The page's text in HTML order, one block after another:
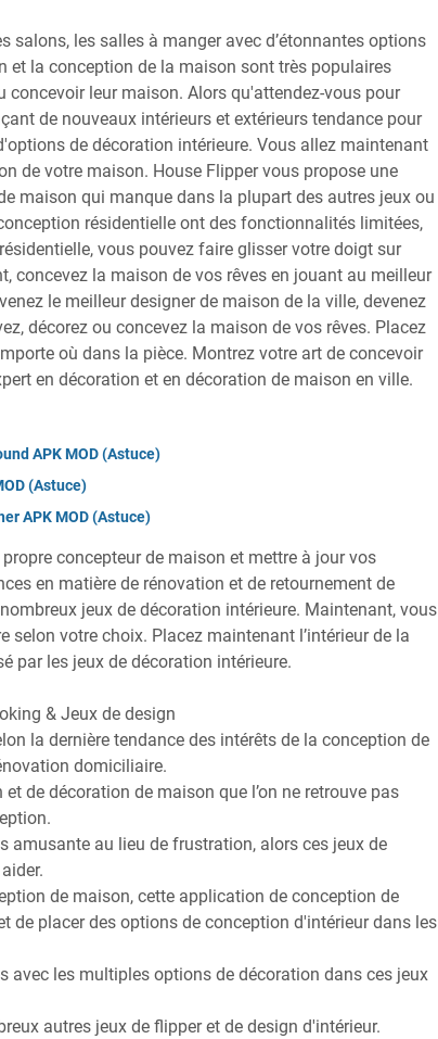
salons, les salles à manger avec d’étonnantes options
et la conception de la maison sont très populaires
leur maison. Alors qu'attendez-vous pour
de nouveaux intérieurs et extérieurs tendance pour
de décoration intérieure. Vous allez maintenant
de votre maison. House Flipper vous propose une
maison qui manque dans la plupart des autres jeux ou
résidentielle ont des fonctionnalités limitées,
vous pouvez faire glisser votre doigt sur
concevez la maison de vos rêves en jouant au meilleur
le meilleur designer de maison de la ville, devenez
décorez ou concevez la maison de vos rêves. Placez
où dans la pièce. Montrez votre art de concevoir
en décoration et en décoration de maison en ville.
APK MOD (Astuce)
(Astuce)
APK MOD (Astuce)
concepteur de maison et mettre à jour vos
en matière de rénovation et de retournement de
jeux de décoration intérieure. Maintenant, vous
selon votre choix. Placez maintenant l’intérieur de la
par les jeux de décoration intérieure.
& Jeux de design
la dernière tendance des intérêts de la conception de
domiciliaire.
de décoration de maison que l’on ne retrouve pas
amusante au lieu de frustration, alors ces jeux de
de maison, cette application de conception de
de placer des options de conception d'intérieur dans les
avec les multiples options de décoration dans ces jeux
autres jeux de flipper et de design d'intérieur.